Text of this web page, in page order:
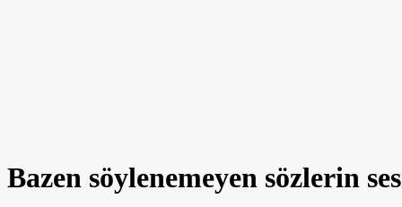
Bazen söylenemeyen sözlerin